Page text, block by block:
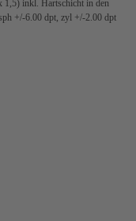
1,5) inkl. Hartschicht in den
+/-6.00 dpt, zyl +/-2.00 dpt